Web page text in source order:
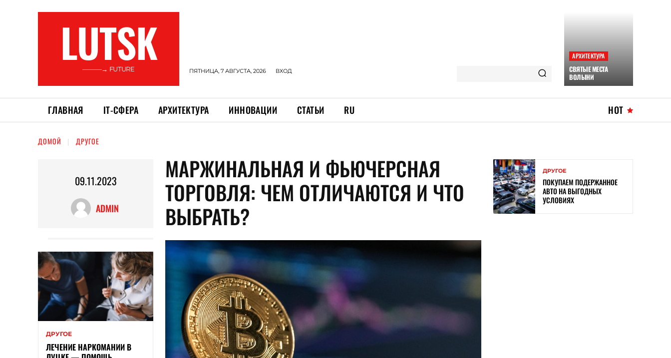
LUTSK
———→ FUTURE ПЯТНИЦА, 7 АВГУСТА, 2026 ВХОД
АРХИТЕКТУРА
СВЯТЫЕ МЕСТА
ВОЛЫНИ
ГЛАВНАЯ ІТ-СФЕРА АРХИТЕКТУРА ИННОВАЦИИ СТАТЬИ RU HOT
ДОМОЙ ДРУГОЕ
09.11.2023
ADMIN
ДРУГОЕ
ЛЕЧЕНИЕ НАРКОМАНИИ В
МАРЖИНАЛЬНАЯ И ФЬЮЧЕРСНАЯ
ТОРГОВЛЯ: ЧЕМ ОТЛИЧАЮТСЯ И ЧТО
ВЫБРАТЬ?
ДРУГОЕ
ПОКУПАЕМ ПОДЕРЖАННОЕ
АВТО НА ВЫГОДНЫХ
УСЛОВИЯХ